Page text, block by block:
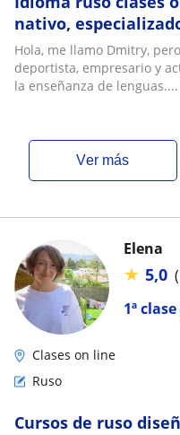
nativo,
¡Aprende ruso con
Hola, me llamo Dmitry,
deportista, empresario y
la enseñanza de lenguas....
ver más
1ª
Elena
★ 5,0
Clases on line
Ruso
Cursos de ruso